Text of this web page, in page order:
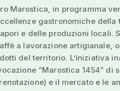
Marostica, in programma
gastronomiche
e delle produzioni locali.
a lavorazione artigianale,
del territorio. L’iniziativa
“Marostica 1454” di
e il mercato e le